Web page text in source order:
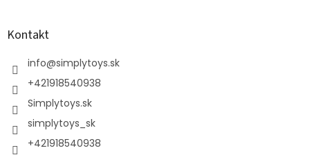
Kontakt
info@simplytoys.sk
+421918540938
Simplytoys.sk
simplytoys_sk
+421918540938